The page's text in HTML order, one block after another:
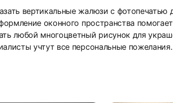
вертикальные жалюзи с фотопечатью
оконного пространства
любой многоцветный рисунок для
учтут все персональные пожелания.